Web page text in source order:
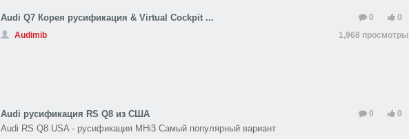
Audi Q7 Корея русификация & Virtual Cockpit ... 0
0
Audimib
1,968 просмотры
Audi русификация RS Q8 из США 0
0
Audi RS Q8 USA - русификация MHi3 Самый популярный вариант